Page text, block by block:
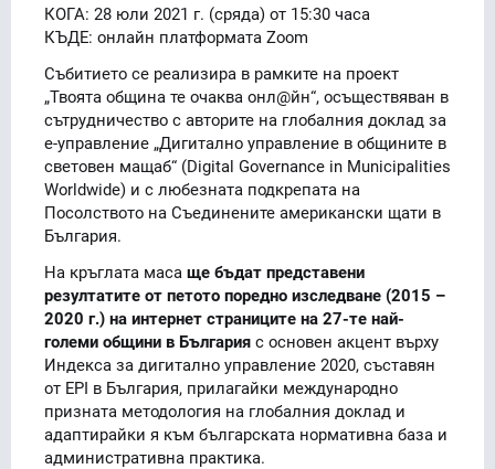
КОГА: 28 юли 2021 г. (сряда) от 15:30 часа
КЪДЕ: онлайн платформата Zoom
Събитието се реализира в рамките на проект
„Твоята община те очаква онл@йн“, осъществяван в
сътрудничество с авторите на глобалния доклад за
е-управление „Дигитално управление в общините в
световен мащаб“ (Digital Governance in Municipalities
Worldwide) и с любезната подкрепата на
Посолството на Съединените американски щати в
България.
На кръглата маса ще бъдат представени
резултатите от петото поредно изследване (2015 –
2020 г.) на интернет страниците на 27-те най-
големи общини в България с основен акцент върху
Индекса за дигитално управление 2020, съставян
от EPI в България, прилагайки международно
призната методология на глобалния доклад и
адаптирайки я към българската нормативна база и
административна практика.